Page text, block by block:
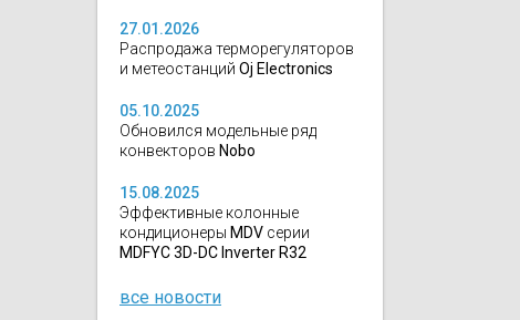
27.01.2026
Распродажа терморегуляторов
и метеостанций Oj Electronics
05.10.2025
Обновился модельные ряд
конвекторов Nobo
15.08.2025
Эффективные колонные
кондиционеры MDV серии
MDFYC 3D-DC Inverter R32
все новости